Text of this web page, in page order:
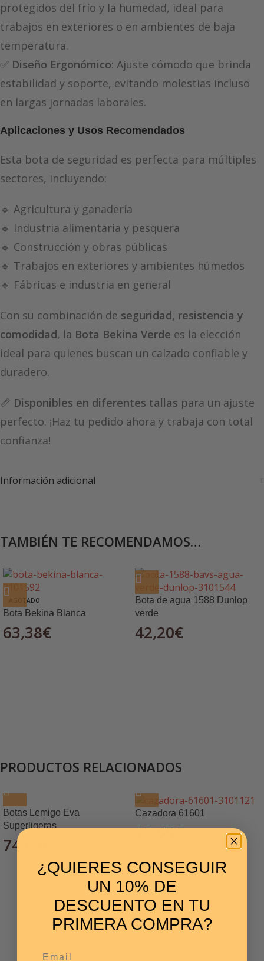
protegidos del frío y la humedad, ideal para
trabajos en exteriores o en ambientes de baja
temperatura.
✅ Diseño Ergonómico: Ajuste cómodo que brinda
estabilidad y soporte, evitando molestias incluso
en largas jornadas laborales.
Aplicaciones y Usos Recomendados
Esta bota de seguridad es perfecta para múltiples
sectores, incluyendo:
🔹 Agricultura y ganadería
🔹 Industria alimentaria y pesquera
🔹 Construcción y obras públicas
🔹 Trabajos en exteriores y ambientes húmedos
🔹 Fábricas e industria en general
Con su combinación de seguridad, resistencia y
comodidad, la Bota Bekina Verde es la elección
ideal para quienes buscan un calzado confiable y
duradero.
📏 Disponibles en diferentes tallas para un ajuste
perfecto. ¡Haz tu pedido ahora y trabaja con total
confianza!
Información adicional
TAMBIÉN TE RECOMENDAMOS…
AGOTADO
Bota Bekina Blanca
63,38€
Bota de agua 1588 Dunlop
verde
42,20€
PRODUCTOS RELACIONADOS
Botas Lemigo Eva
Superligeras
74,83
Cazadora 61601
13,65€
¿QUIERES CONSEGUIR
UN 10% DE
DESCUENTO EN TU
PRIMERA COMPRA?